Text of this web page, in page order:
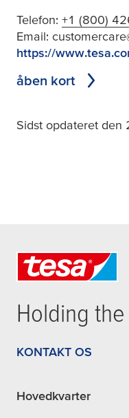
Telefon: +1 (800)
Email:
https://
åben kort
Sidst opdateret den
Holding
KONTAKT OS
Hovedkvarter